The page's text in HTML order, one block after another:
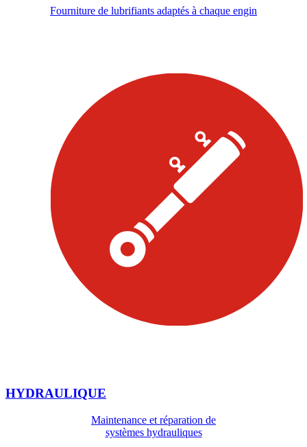
Fourniture de lubrifiants adaptés à chaque engin
HYDRAULIQUE
Maintenance et réparation de
systèmes hydrauliques